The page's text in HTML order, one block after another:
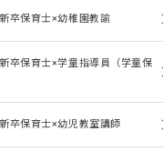
卒保育士×幼稚園教諭
卒保育士×学童指導員（学童保
卒保育士×幼児教室講師